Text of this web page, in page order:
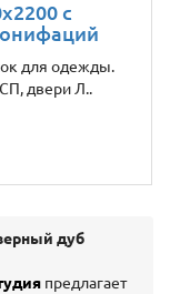
с
для одежды.
двери Л..
дуб
предлагает